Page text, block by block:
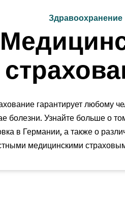
Здравоохранение
гарантирует любому
болезни. Узнайте больше о
в Германии, а также о
медицинскими